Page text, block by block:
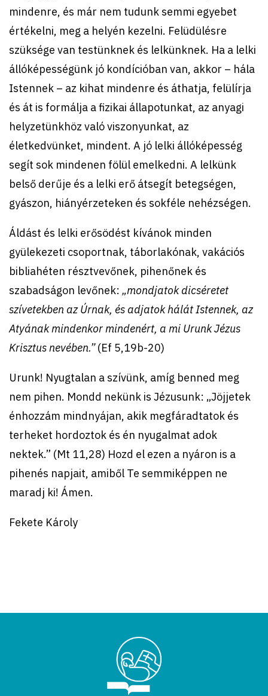
mindenre, és már nem tudunk semmi egyebet
értékelni, meg a helyén kezelni. Felüdülésre
szüksége van testünknek és lelkünknek. Ha a lelki
állóképességünk jó kondícióban van, akkor – hála
Istennek – az kihat mindenre és áthatja, felülírja
és át is formálja a fizikai állapotunkat, az anyagi
helyzetünkhöz való viszonyunkat, az
életkedvünket, mindent. A jó lelki állóképesség
segít sok mindenen fölül emelkedni. A lelkünk
belső derűje és a lelki erő átsegít betegségen,
gyászon, hiányérzeteken és sokféle nehézségen.
Áldást és lelki erősödést kívánok minden
gyülekezeti csoportnak, táborlakónak, vakációs
bibliahéten résztvevőnek, pihenőnek és
szabadságon levőnek: „mondjatok dicséretet
szívetekben az Úrnak, és adjatok hálát Istennek, az
Atyának mindenkor mindenért, a mi Urunk Jézus
Krisztus nevében.”(Ef 5,19b-20)
Urunk! Nyugtalan a szívünk, amíg benned meg
nem pihen. Mondd nekünk is Jézusunk: „Jöjjetek
énhozzám mindnyájan, akik megfáradtatok és
terheket hordoztok és én nyugalmat adok
nektek.” (Mt 11,28) Hozd el ezen a nyáron is a
pihenés napjait, amiből Te semmiképpen ne
maradj ki! Ámen.
Fekete Károly